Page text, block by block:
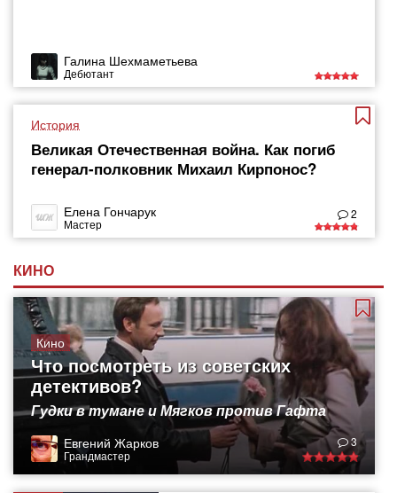
Галина Шехмаметьева
Дебютант
История
Великая Отечественная война. Как погиб
генерал-полковник Михаил Кирпонос?
Елена Гончарук
Мастер
2
КИНО
Кино
Что посмотреть из советских
детективов?
Гудки в тумане и Мягков против Гафта
Евгений Жарков
Грандмастер
3